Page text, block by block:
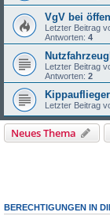
VgV bei
Letzter Beitrag
Antworten: 4
Letzter Beitrag
Antworten: 2
Letzter Beitrag
Neues Thema
BERECHTIGUNGEN IN